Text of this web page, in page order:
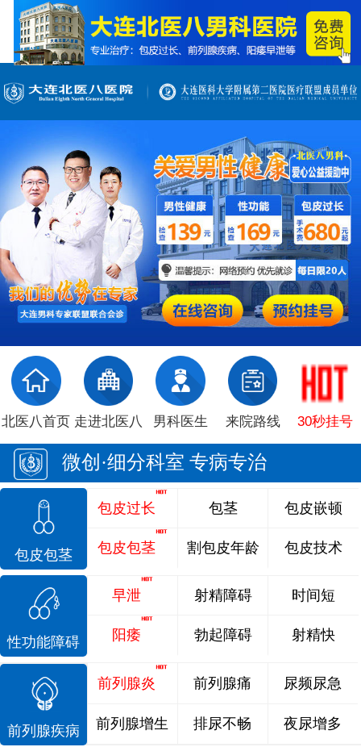
北医八首页 走进北医八 男科医生 来院路线 30秒挂号
微创·细分科室 专病专治
包皮包茎
包皮过长
包皮包茎
包茎
割包皮年龄
包皮嵌顿
包皮技术
性功能障碍
早泄
阳痿
射精障碍
勃起障碍
时间短
射精快
前列腺疾病
前列腺炎 前列腺痛 尿频尿急
前列腺增生 排尿不畅 夜尿增多